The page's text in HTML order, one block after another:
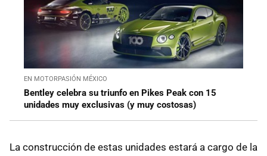
EN MOTORPASIÓN MÉXICO
Bentley celebra su triunfo en Pikes Peak con 15
unidades muy exclusivas (y muy costosas)
La construcción de estas unidades estará a cargo de la